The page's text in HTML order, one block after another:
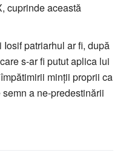
cuprinde această
patriarhul ar fi, după
s-ar fi putut aplica lui
minții proprii ca
a ne-predestinării